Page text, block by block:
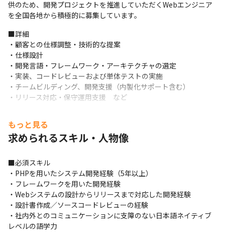
供のため、開発プロジェクトを推進していただくWebエンジニア
を全国各地から積極的に募集しています。
■詳細
・顧客との仕様調整・技術的な提案
・仕様設計
・開発言語・フレームワーク・アーキテクチャの選定
・実装、コードレビューおよび単体テストの実施
・チームビルディング、開発支援（内製化サポート含む）
・リリース対応・保守運用支援　など
ロジェクトを進めることもあり、お客様やユーザーに喜ばれる高
品質なものづくりに携わりたい方には最適な環境です。
※望むキャリアに合わせてフルスタックに対応いただくことも可
能です。ご自身のスキルの幅を広げ、マルチにご活躍できる環境
です。
■開発環境
・インフラ：AWS, オンプレミス
・OS：RHEL/CentOS, AmazonLinux
もっと見る
求められるスキル・人物像
■必須スキル
・PHPを用いたシステム開発経験（5年以上）
・フレームワークを用いた開発経験
・Webシステムの設計からリリースまで対応した開発経験
・設計書作成／ソースコードレビューの経験
・社内外とのコミュニケーションに支障のない日本語ネイティブ
レベルの語学力